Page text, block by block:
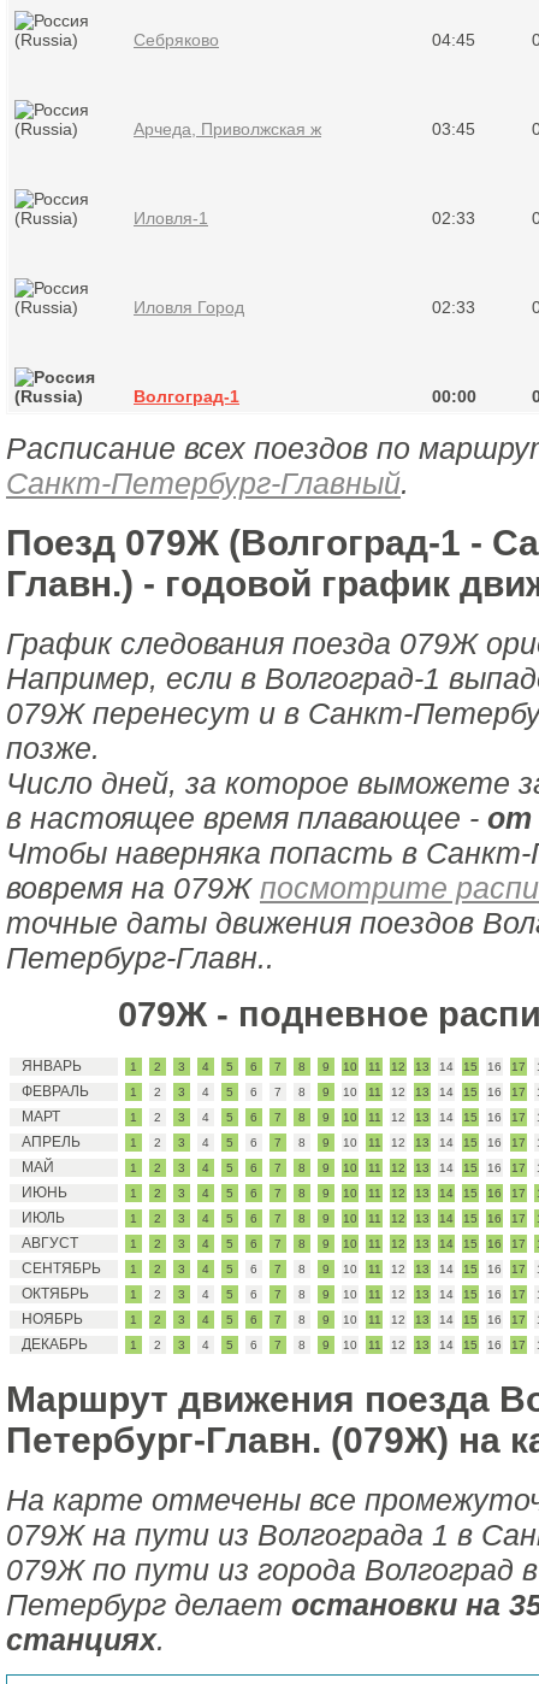
Себряково 04:45
Арчеда, Приволжская ж 03:45
Иловля-1 02:33
Иловля Город 02:33
Волгоград-1 00:00
Расписание всех поездов по
Санкт-Петербург-Главный.
Поезд 079Ж (Волгоград-1 -
Главн.) - годовой график
График следования поезда 079Ж
Например, если в Волгоград-1
079Ж перенесут и в Санкт-
позже.
Число дней, за которое выможете
в настоящее время плавающее - от
Чтобы наверняка попасть в Санкт-
вовремя на 079Ж посмотрите
точные даты движения поездов
Петербург-Главн..
079Ж - подневное
ЯНВАРЬ 1 2 3 4 5 6 7 8 9 10 11 12 13 14 15 16 17
ФЕВРАЛЬ 1 2 3 4 5 6 7 8 9 10 11 12 13 14 15 16 17
МАРТ 1 2 3 4 5 6 7 8 9 10 11 12 13 14 15 16 17
АПРЕЛЬ 1 2 3 4 5 6 7 8 9 10 11 12 13 14 15 16 17
МАЙ 1 2 3 4 5 6 7 8 9 10 11 12 13 14 15 16 17
ИЮНЬ 1 2 3 4 5 6 7 8 9 10 11 12 13 14 15 16 17
ИЮЛЬ 1 2 3 4 5 6 7 8 9 10 11 12 13 14 15 16 17
АВГУСТ 1 2 3 4 5 6 7 8 9 10 11 12 13 14 15 16 17
СЕНТЯБРЬ 1 2 3 4 5 6 7 8 9 10 11 12 13 14 15 16 17
ОКТЯБРЬ 1 2 3 4 5 6 7 8 9 10 11 12 13 14 15 16 17
НОЯБРЬ 1 2 3 4 5 6 7 8 9 10 11 12 13 14 15 16 17
ДЕКАБРЬ 1 2 3 4 5 6 7 8 9 10 11 12 13 14 15 16 17
Маршрут движения поезда
Петербург-Главн. (079Ж) на
На карте отмечены все
079Ж на пути из Волгограда 1 в
079Ж по пути из города Волгоград
Петербург делает остановки на
станциях.